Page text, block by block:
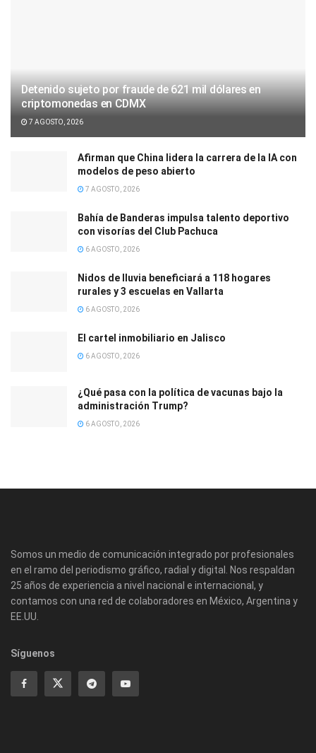
Detenido sujeto por fraude de 621 mil dólares en
criptomonedas en CDMX
7 AGOSTO, 2026
Afirman que China lidera la carrera de la IA con
modelos de peso abierto
7 AGOSTO, 2026
Bahía de Banderas impulsa talento deportivo
con visorías del Club Pachuca
6 AGOSTO, 2026
Nidos de lluvia beneficiará a 118 hogares
rurales y 3 escuelas en Vallarta
6 AGOSTO, 2026
El cartel inmobiliario en Jalisco
6 AGOSTO, 2026
¿Qué pasa con la política de vacunas bajo la
administración Trump?
6 AGOSTO, 2026
Somos un medio de comunicación integrado por profesionales
en el ramo del periodismo gráfico, radial y digital. Nos respaldan
25 años de experiencia a nivel nacional e internacional, y
contamos con una red de colaboradores en México, Argentina y
EE.UU.
Síguenos